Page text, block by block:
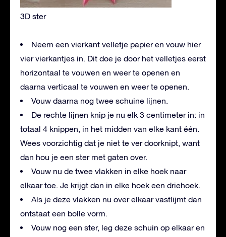
3D ster
Neem een vierkant velletje papier en vouw hier
vier vierkantjes in. Dit doe je door het velletjes eerst
horizontaal te vouwen en weer te openen en
daarna verticaal te vouwen en weer te openen.
Vouw daarna nog twee schuine lijnen.
De rechte lijnen knip je nu elk 3 centimeter in: in
totaal 4 knippen, in het midden van elke kant één.
Wees voorzichtig dat je niet te ver doorknipt, want
dan hou je een ster met gaten over.
Vouw nu de twee vlakken in elke hoek naar
elkaar toe. Je krijgt dan in elke hoek een driehoek.
Als je deze vlakken nu over elkaar vastlijmt dan
ontstaat een bolle vorm.
Vouw nog een ster, leg deze schuin op elkaar en